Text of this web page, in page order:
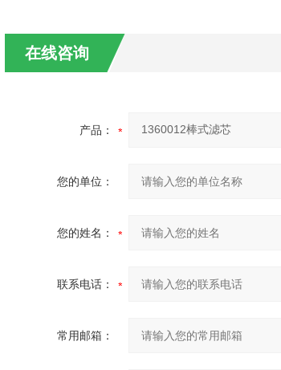
在线咨询
产品：
您的单位：
您的姓名：
联系电话：
常用邮箱：